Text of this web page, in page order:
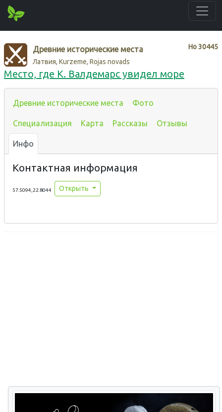
Нo30445
Древние исторические места
Латвия, Kurzeme, Rojas novads
Место, где К. Валдемарс увидел море
Древние исторические места Фото
Специализация Карта Рассказы Отзывы
Инфо
Контактная информация
57.5094,22.8044 Открыть